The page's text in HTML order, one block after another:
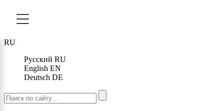
RU
Русский RU
English EN
Deutsch DE